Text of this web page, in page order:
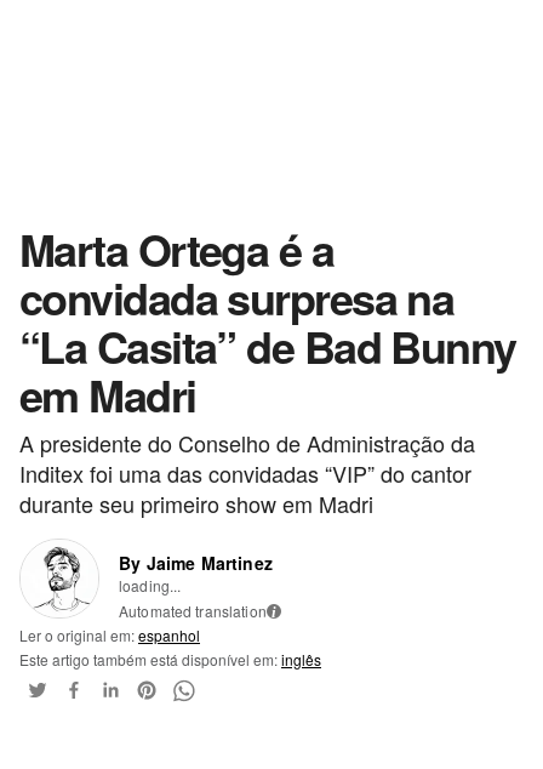
Marta Ortega é a
convidada surpresa na
“La Casita” de Bad Bunny
em Madri
A presidente do Conselho de Administração da
Inditex foi uma das convidadas “VIP” do cantor
durante seu primeiro show em Madri
By Jaime Martinez
loading...
Automated translation i
Ler o original em:espanhol
Este artigo também está disponível em:inglês